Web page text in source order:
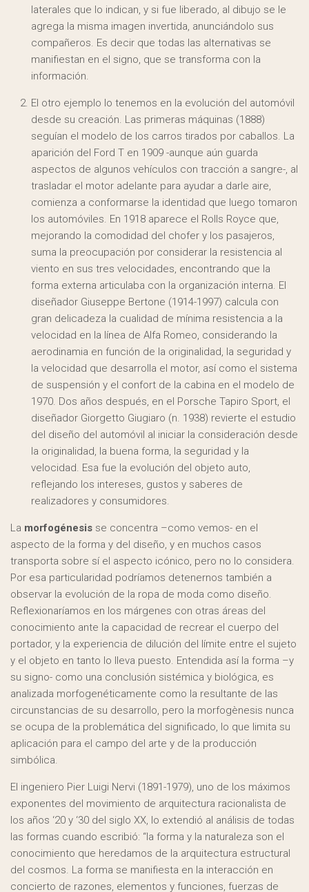
laterales que lo indican, y si fue liberado, al dibujo se le
agrega la misma imagen invertida, anunciándolo sus
compañeros. Es decir que todas las alternativas se
manifiestan en el signo, que se transforma con la
información.
El otro ejemplo lo tenemos en la evolución del automóvil
desde su creación. Las primeras máquinas (1888)
seguían el modelo de los carros tirados por caballos. La
aparición del Ford T en 1909 -aunque aún guarda
aspectos de algunos vehículos con tracción a sangre-, al
trasladar el motor adelante para ayudar a darle aire,
comienza a conformarse la identidad que luego tomaron
los automóviles. En 1918 aparece el Rolls Royce que,
mejorando la comodidad del chofer y los pasajeros,
suma la preocupación por considerar la resistencia al
viento en sus tres velocidades, encontrando que la
forma externa articulaba con la organización interna. El
diseñador Giuseppe Bertone (1914-1997) calcula con
gran delicadeza la cualidad de mínima resistencia a la
velocidad en la línea de Alfa Romeo, considerando la
aerodinamia en función de la originalidad, la seguridad y
la velocidad que desarrolla el motor, así como el sistema
de suspensión y el confort de la cabina en el modelo de
1970. Dos años después, en el Porsche Tapiro Sport, el
diseñador Giorgetto Giugiaro (n. 1938) revierte el estudio
del diseño del automóvil al iniciar la consideración desde
la originalidad, la buena forma, la seguridad y la
velocidad. Esa fue la evolución del objeto auto,
reflejando los intereses, gustos y saberes de
realizadores y consumidores.
La morfogénesis se concentra –como vemos- en el
aspecto de la forma y del diseño, y en muchos casos
transporta sobre sí el aspecto icónico, pero no lo considera.
Por esa particularidad podríamos detenernos también a
observar la evolución de la ropa de moda como diseño.
Reflexionaríamos en los márgenes con otras áreas del
conocimiento ante la capacidad de recrear el cuerpo del
portador, y la experiencia de dilución del límite entre el sujeto
y el objeto en tanto lo lleva puesto. Entendida así la forma –y
su signo- como una conclusión sistémica y biológica, es
analizada morfogenéticamente como la resultante de las
circunstancias de su desarrollo, pero la morfogènesis nunca
se ocupa de la problemática del significado, lo que limita su
aplicación para el campo del arte y de la producción
simbólica.
El ingeniero Pier Luigi Nervi (1891-1979), uno de los máximos
exponentes del movimiento de arquitectura racionalista de
los años ‘20 y ‘30 del siglo XX, lo extendió al análisis de todas
las formas cuando escribió: “la forma y la naturaleza son el
conocimiento que heredamos de la arquitectura estructural
del cosmos. La forma se manifiesta en la interacción en
concierto de razones, elementos y funciones, fuerzas de